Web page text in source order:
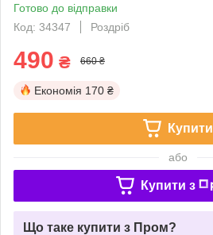
Готово до відправки
Код: 34347
Роздріб
490 ₴ 660 ₴
Економія 170 ₴
Купити
або
Купити з
Що таке купити з Пром?